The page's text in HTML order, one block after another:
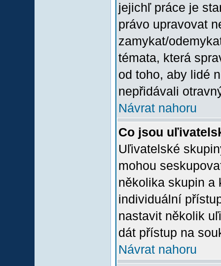
jejichľ práce je
právo upravovat
zamykat/
témata, která
od toho, aby lidé
nepřidávali
Návrat nahoru
Co jsou
Uľivatelské
mohou
několika skupin a
individuální
nastavit několik
dát přístup na
Návrat nahoru